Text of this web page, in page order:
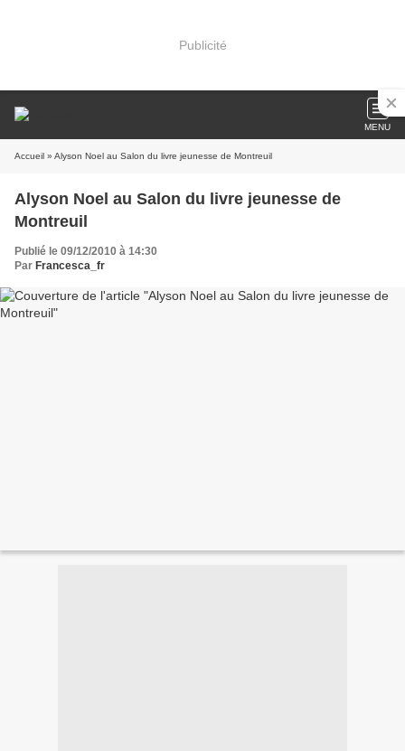
Publicité
MENU
Accueil » Alyson Noel au Salon du livre jeunesse de Montreuil
Alyson Noel au Salon du livre jeunesse de
Montreuil
Publié le 09/12/2010 à 14:30
Par Francesca_fr